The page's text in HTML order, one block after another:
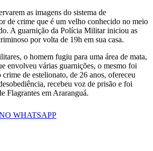
as imagens do sistema de
de crime que é um velho conhecido no meio
A guarnição da Polícia Militar iniciou as
por volta de 19h em sua casa.
o homem fugiu para uma área de mata,
envolveu várias guarnições, o mesmo foi
de estelionato, de 26 anos, ofereceu
recebeu voz de prisão e foi
Flagrantes em Araranguá.
WHATSAPP